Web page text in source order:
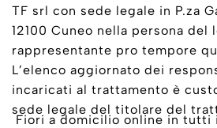
TF srl con sede legale in P.za
12100 Cuneo nella persona del
rappresentante pro tempore
L’elenco aggiornato dei
incaricati al trattamento è
sede legale del titolare del
Fiori a domicilio online in tutti